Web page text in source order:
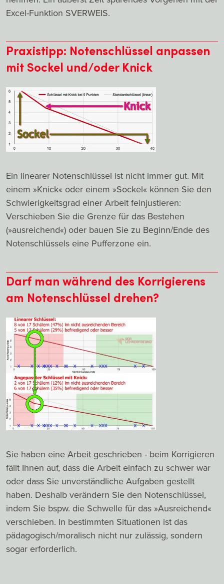
Excel-Funktion SVERWEIS.
Praxistipp: Notenschlüssel anpassen
mit Sockel und/oder Knick
Ein linearer Notenschlüssel ist nicht immer gut. Mit
einem »Knick« oder einem »Sockel« können Sie den
Schwierigkeitsgrad einer Arbeit feinjustieren:
Verschieben Sie die Grenze für das Bestehen
(»ausreichend«) oder bauen Sie zu Beginn/Ende des
Notenschlüssels eine Pufferzone ein.
Darf man während des Korrigierens
am Notenschlüssel drehen?
Sie haben eine Arbeit geschrieben - beim Korrigieren
fällt Ihnen auf, dass die Arbeit einfach zu schwer war
oder dass Sie unverständliche Aufgaben gestellt
haben. Deshalb verändern Sie den Notenschlüssel,
indem Sie bspw. die Schwelle für das »Ausreichend«
verschieben. In bestimmten Situationen ist das
pädagogisch/moralisch nicht nur zulässig, sondern
sogar erforderlich.